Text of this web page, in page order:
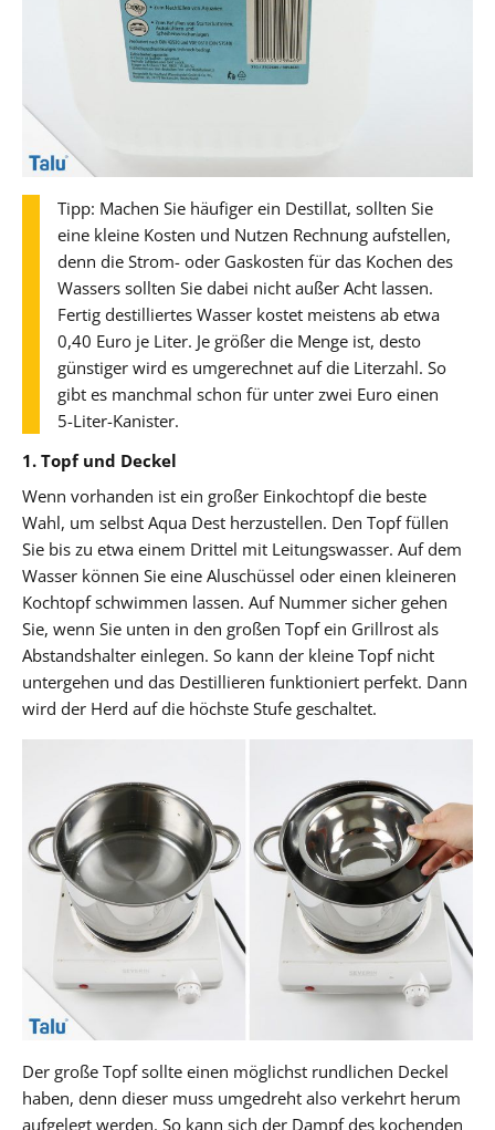
Tipp: Machen Sie häufiger ein Destillat, sollten Sie
eine kleine Kosten und Nutzen Rechnung aufstellen,
denn die Strom- oder Gaskosten für das Kochen des
Wassers sollten Sie dabei nicht außer Acht lassen.
Fertig destilliertes Wasser kostet meistens ab etwa
0,40 Euro je Liter. Je größer die Menge ist, desto
günstiger wird es umgerechnet auf die Literzahl. So
gibt es manchmal schon für unter zwei Euro einen
5-Liter-Kanister.
1. Topf und Deckel
Wenn vorhanden ist ein großer Einkochtopf die beste
Wahl, um selbst Aqua Dest herzustellen. Den Topf füllen
Sie bis zu etwa einem Drittel mit Leitungswasser. Auf dem
Wasser können Sie eine Aluschüssel oder einen kleineren
Kochtopf schwimmen lassen. Auf Nummer sicher gehen
Sie, wenn Sie unten in den großen Topf ein Grillrost als
Abstandshalter einlegen. So kann der kleine Topf nicht
untergehen und das Destillieren funktioniert perfekt. Dann
wird der Herd auf die höchste Stufe geschaltet.
Der große Topf sollte einen möglichst rundlichen Deckel
haben, denn dieser muss umgedreht also verkehrt herum
aufgelegt werden. So kann sich der Dampf des kochenden